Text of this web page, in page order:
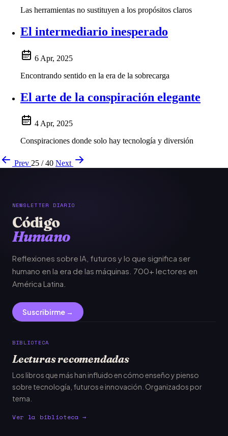
Las herramientas no sustituyen a los propósitos claros
El intermediario inesperado
6 Apr, 2025
Encontrando sentido en la era de la sobrecarga
El arte de la conspiración elegante
4 Apr, 2025
Conspiraciones donde solo hay tecnología y diversión
Prev 25 / 40 Next
NEWSLETTER DIARIO
Código
Humano
Reflexiones sobre IA, futuros y lo que significa ser
humano en la era de las máquinas. 700+ lectores en
América Latina.
Suscribirme →
BIBLIOTECA
Lecturas recomendadas
Los libros que más han influido en cómo enseño y pienso
sobre tecnología, futuros e innovación. Organizados por
tema.
Ver la biblioteca →